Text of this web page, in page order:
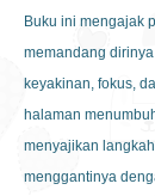
Buku ini mengajak
memandang
keyakinan, fokus,
halaman
menyajikan
menggantinya